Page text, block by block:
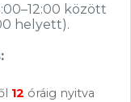
között
helyett).
12 óráig nyitva